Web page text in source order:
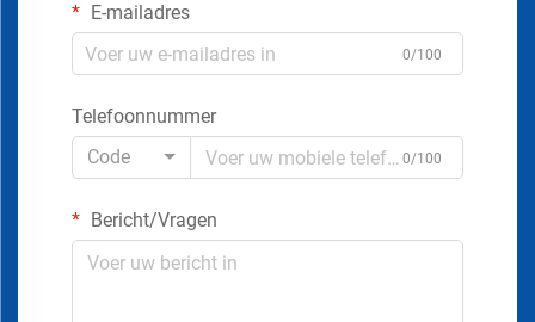
E-mailadres
0/100
Telefoonnummer
Code
0/100
Bericht/Vragen